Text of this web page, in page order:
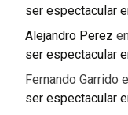
ser espectacular
Alejandro Perez
ser espectacular
Fernando Garrido
ser espectacular